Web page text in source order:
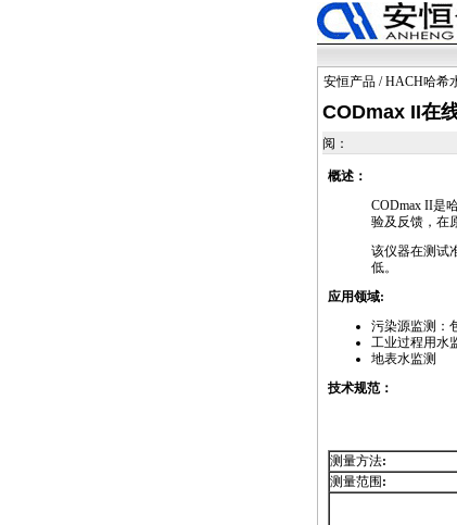
安恒产品 /HACH哈希
CODmax II在
阅：
概述：
CODmax II是
验及反馈，在
该仪器在测试
低。
应用领域:
污染源监测：
工业过程用水
地表水监测
技术规范：
测量方法:
测量范围 :